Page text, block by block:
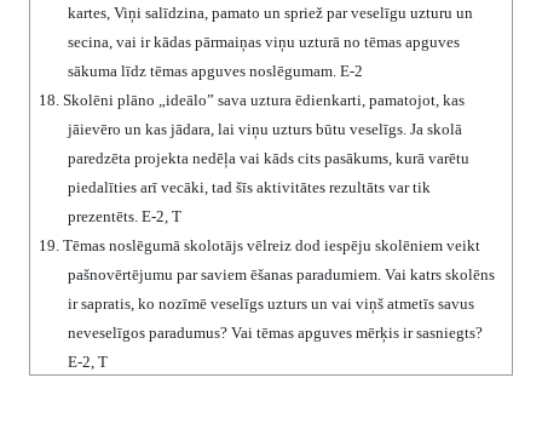
kartes, Viņi salīdzina, pamato un spriež par veselīgu uzturu un
secina, vai ir kādas pārmaiņas viņu uzturā no tēmas apguves
sākuma līdz tēmas apguves noslēgumam. E-2
18. Skolēni plāno „ideālo” sava uztura ēdienkarti, pamatojot, kas
jāievēro un kas jādara, lai viņu uzturs būtu veselīgs. Ja skolā
paredzēta projekta nedēļa vai kāds cits pasākums, kurā varētu
piedalīties arī vecāki, tad šīs aktivitātes rezultāts var tik
prezentēts. E-2, T
19. Tēmas noslēgumā skolotājs vēlreiz dod iespēju skolēniem veikt
pašnovērtējumu par saviem ēšanas paradumiem. Vai katrs skolēns
ir sapratis, ko nozīmē veselīgs uzturs un vai viņš atmetīs savus
neveselīgos paradumus? Vai tēmas apguves mērķis ir sasniegts?
E-2, T